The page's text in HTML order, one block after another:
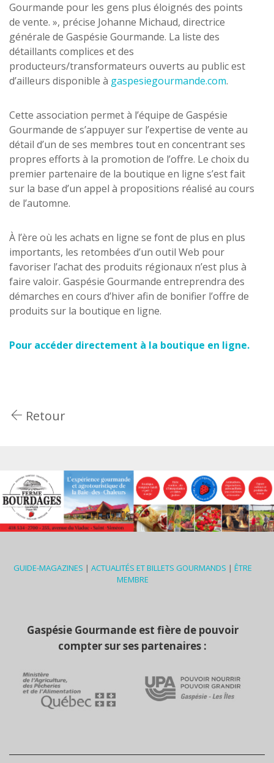
Gourmande pour les gens plus éloignés des points
de vente. », précise Johanne Michaud, directrice
générale de Gaspésie Gourmande. La liste des
détaillants complices et des
producteurs/transformateurs ouverts au public est
d’ailleurs disponible à gaspesiegourmande.com.
Cette association permet à l’équipe de Gaspésie
Gourmande de s’appuyer sur l’expertise de vente au
détail d’un de ses membres tout en concentrant ses
propres efforts à la promotion de l’offre. Le choix du
premier partenaire de la boutique en ligne s’est fait
sur la base d’un appel à propositions réalisé au cours
de l’automne.
À l’ère où les achats en ligne se font de plus en plus
importants, les retombées d’un outil Web pour
favoriser l’achat des produits régionaux n’est plus à
faire valoir. Gaspésie Gourmande entreprendra des
démarches en cours d’hiver afin de bonifier l’offre de
produits sur la boutique en ligne.
Pour accéder directement à la boutique en ligne.
Retour
GUIDE-MAGAZINES | ACTUALITÉS ET BILLETS GOURMANDS | ÊTRE
MEMBRE
Gaspésie Gourmande est fière de pouvoir
compter sur ses partenaires :